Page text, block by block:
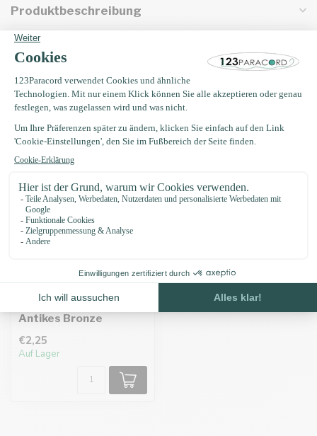
Produktbeschreibung
Eigenschaften
Zuletzt angesehen
Antikes Bronze
€2,25
Auf Lager